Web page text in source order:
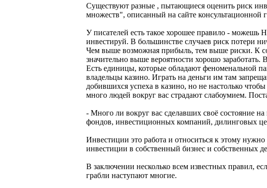
Существуют разные , пытающиеся оценить риск
множеств", описанный на сайте
У писателей есть такое хорошее правило -
инвестируй. В большинстве случаев риск потери
Чем выше возможная прибыль, тем выше риски. К
значительно выше вероятности хорошо
Есть единицы, которые обладают феноменальной
владельцы казино. Играть на деньги им там
добившихся успеха в казино, но не настолько
много людей вокруг вас страдают слабоумием.
- Много ли вокруг вас сделавших своё состояние
фондов, инвестиционных компаний, дилинговых
Инвестиции это работа и относиться к этому
инвестиции в собственный бизнес и собственных
В заключении несколько всем известных правил,
грабли наступают многие.